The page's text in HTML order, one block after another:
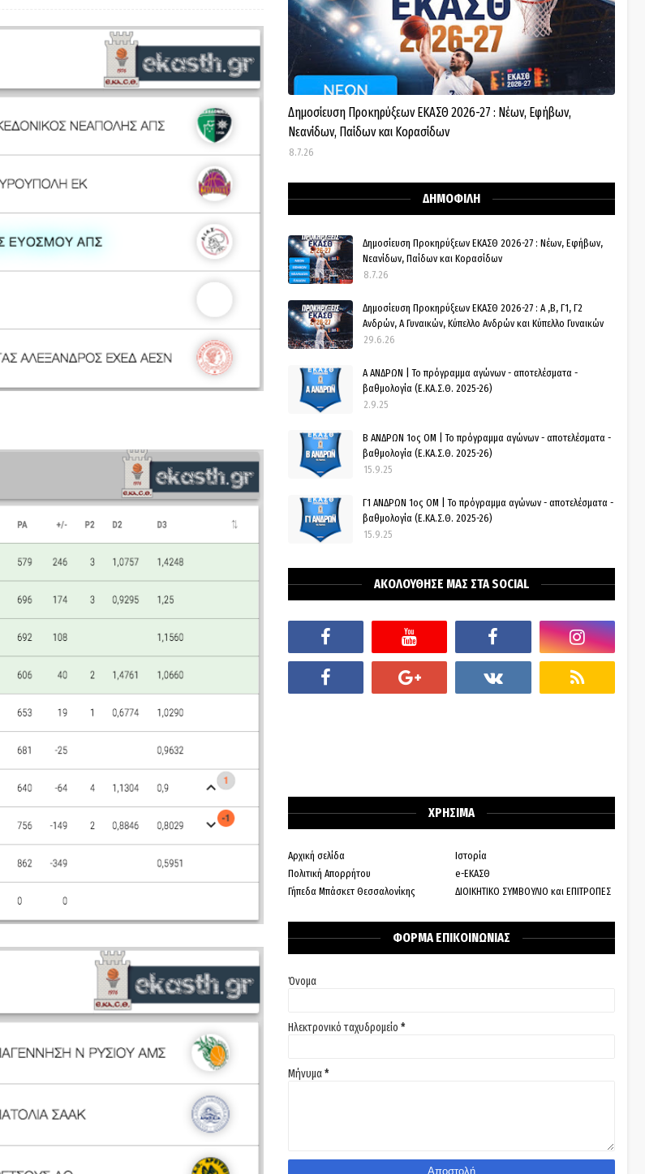
Δημοσίευση Προκηρύξεων ΕΚΑΣΘ 2026-27 : Νέων, Εφήβων,
Νεανίδων, Παίδων και Κορασίδων
8.7.26
ΔΗΜΟΦΙΛΗ
Δημοσίευση Προκηρύξεων ΕΚΑΣΘ 2026-27 : Νέων, Εφήβων,
Νεανίδων, Παίδων και Κορασίδων
8.7.26
Δημοσίευση Προκηρύξεων ΕΚΑΣΘ 2026-27 : Α ,Β, Γ1, Γ2
Ανδρών, Α Γυναικών, Κύπελλο Ανδρών και Κύπελλο Γυναικών
29.6.26
Α ΑΝΔΡΩΝ | Το πρόγραμμα αγώνων - αποτελέσματα -
βαθμολογία (Ε.ΚΑ.Σ.Θ. 2025-26)
2.9.25
Β ΑΝΔΡΩΝ 1ος ΟΜ | Το πρόγραμμα αγώνων - αποτελέσματα -
βαθμολογία (Ε.ΚΑ.Σ.Θ. 2025-26)
15.9.25
Γ1 ΑΝΔΡΩΝ 1ος ΟΜ | Το πρόγραμμα αγώνων - αποτελέσματα -
βαθμολογία (Ε.ΚΑ.Σ.Θ. 2025-26)
15.9.25
ΑΚΟΛΟΥΘΗΣΕ ΜΑΣ ΣΤΑ SOCIAL
ΧΡΗΣΙΜΑ
Αρχική σελίδα
Ιστορία
Πολιτική Απορρήτου
e-ΕΚΑΣΘ
Γήπεδα Μπάσκετ Θεσσαλονίκης
ΔΙΟΙΚΗΤΙΚΟ ΣΥΜΒΟΥΛΙΟ και ΕΠΙΤΡΟΠΕΣ
ΦΟΡΜΑ ΕΠΙΚΟΙΝΩΝΙΑΣ
Όνομα
Ηλεκτρονικό ταχυδρομείο *
Μήνυμα*